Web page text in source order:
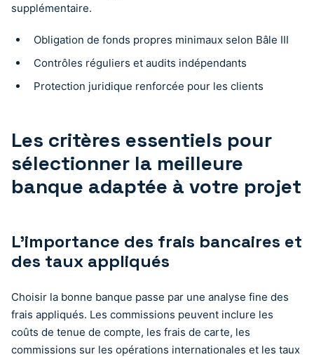
supplémentaire.
Obligation de fonds propres minimaux selon Bâle III
Contrôles réguliers et audits indépendants
Protection juridique renforcée pour les clients
Les critères essentiels pour
sélectionner la meilleure
banque adaptée à votre projet
L’importance des frais bancaires et
des taux appliqués
Choisir la bonne banque passe par une analyse fine des
frais appliqués. Les commissions peuvent inclure les
coûts de tenue de compte, les frais de carte, les
commissions sur les opérations internationales et les taux